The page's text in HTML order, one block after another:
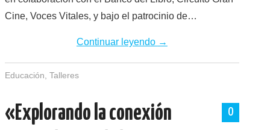
Cine, Voces Vitales, y bajo el patrocinio de…
Continuar leyendo →
Educación Talleres
0
«Explorando la conexión